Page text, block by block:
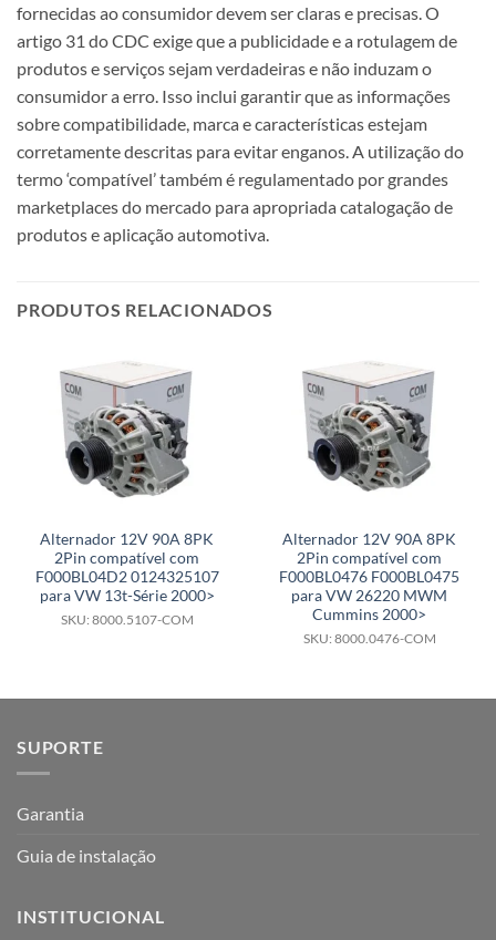
fornecidas ao consumidor devem ser claras e precisas. O
artigo 31 do CDC exige que a publicidade e a rotulagem de
produtos e serviços sejam verdadeiras e não induzam o
consumidor a erro. Isso inclui garantir que as informações
sobre compatibilidade, marca e características estejam
corretamente descritas para evitar enganos. A utilização do
termo ‘compatível’ também é regulamentado por grandes
marketplaces do mercado para apropriada catalogação de
produtos e aplicação automotiva.
PRODUTOS RELACIONADOS
Alternador 12V 90A 8PK
2Pin compatível com
F000BL04D2 0124325107
para VW 13t-Série 2000>
SKU: 8000.5107-COM
Alternador 12V 90A 8PK
2Pin compatível com
F000BL0476 F000BL0475
para VW 26220 MWM
Cummins 2000>
SKU: 8000.0476-COM
SUPORTE
Garantia
Guia de instalação
INSTITUCIONAL